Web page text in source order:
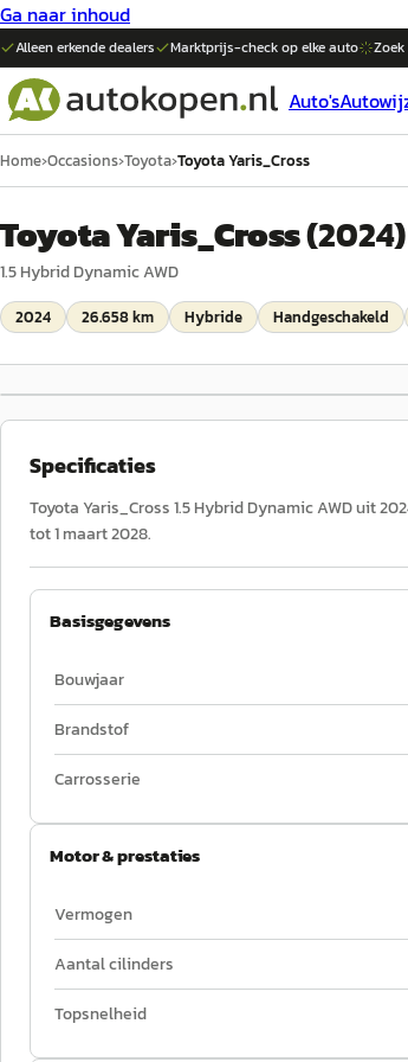
Ga naar inhoud
Alleen erkende dealers Marktprijs-check op elkeauto Zoek
Auto's
Home›Occasions›Toyota›Toyota Yaris_Cross
Toyota Yaris_Cross(2024)
1.5 Hybrid Dynamic AWD
2024 26.658 km Hybride Handgeschakeld
Specificaties
Toyota Yaris_Cross 1.5 Hybrid Dynamic AWD uit
tot 1 maart 2028.
Basisgegevens
Bouwjaar
Brandstof
Carrosserie
Motor & prestaties
Vermogen
Aantal cilinders
Topsnelheid